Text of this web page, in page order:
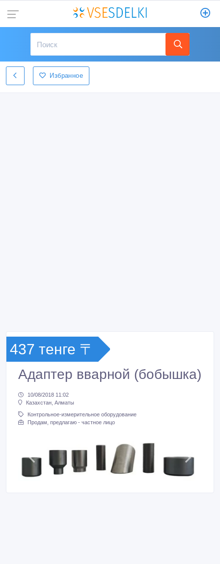
Избранное
437 тенге 〒
Адаптер вварной (бобышка)
10/08/2018 11:02
Казахстан, Алматы
Контрольное-измерительное оборудование
Продам, предлагаю - частное лицо